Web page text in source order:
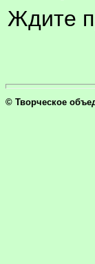
Ждите
© Творческое